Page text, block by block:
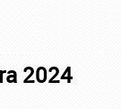
2024